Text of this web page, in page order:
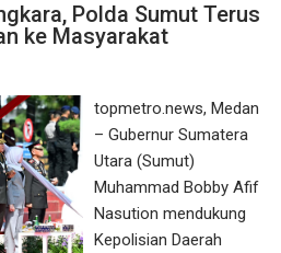
Polda Sumut Terus
ke Masyarakat
topmetro.news, Medan
– Gubernur Sumatera
Utara (Sumut)
Muhammad Bobby Afif
Nasution mendukung
Kepolisian Daerah